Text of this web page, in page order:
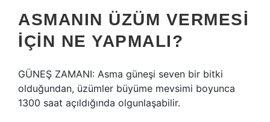
ASMANIN ÜZÜM VERMESI
IÇIN NE YAPMALI?
GÜNEŞ ZAMANI: Asma güneşi seven bir bitki
olduğundan, üzümler büyüme mevsimi boyunca
1300 saat açıldığında olgunlaşabilir.